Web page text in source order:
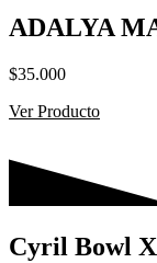
ADALYA
$35.000
Ver Producto
Cyril Bowl X